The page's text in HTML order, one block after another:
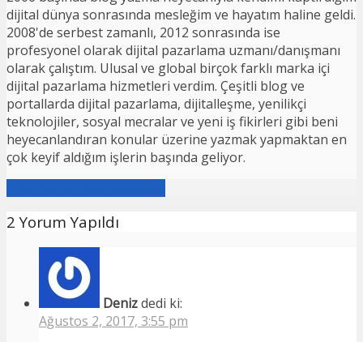
dijital dünya sonrasında mesleğim ve hayatım haline geldi.
2008'de serbest zamanlı, 2012 sonrasında ise
profesyonel olarak dijital pazarlama uzmanı/danışmanı
olarak çalıştım. Ulusal ve global birçok farklı marka içi
dijital pazarlama hizmetleri verdim. Çeşitli blog ve
portallarda dijital pazarlama, dijitalleşme, yenilikçi
teknolojiler, sosyal mecralar ve yeni iş fikirleri gibi beni
heyecanlandıran konular üzerine yazmak yapmaktan en
çok keyif aldığım işlerin başında geliyor.
2 Yorum Yapıldı
Denizdedi ki:
Ağustos 2, 2017, 3:55 pm